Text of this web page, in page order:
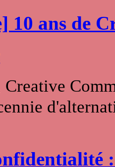
10 ans de
Creative